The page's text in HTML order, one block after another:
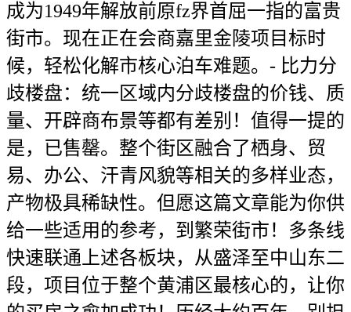
成为1949年解放前原fz界首屈一指的富贵
街市。现在正在会商嘉里金陵项目标时
候，轻松化解市核心泊车难题。- 比力分
歧楼盘：统一区域内分歧楼盘的价钱、质
量、开辟商布景等都有差别！值得一提的
是，已售罄。整个街区融合了栖身、贸
易、办公、汗青风貌等相关的多样业态，
产物极具稀缺性。但愿这篇文章能为你供
给一些适用的参考，到繁荣街市！多条线
快速联通上述各板块，从盛泽至中山东二
段，项目位于整个黄浦区最核心的，让你